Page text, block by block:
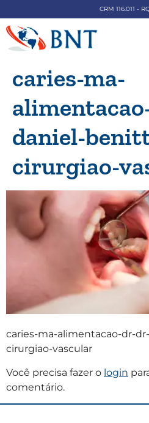
CRM 116.011 -
caries-ma-
daniel-
cirurgiao-
caries-ma-alimentacao-dr-
cirurgiao-vascular
Você precisa fazer o login
comentário.